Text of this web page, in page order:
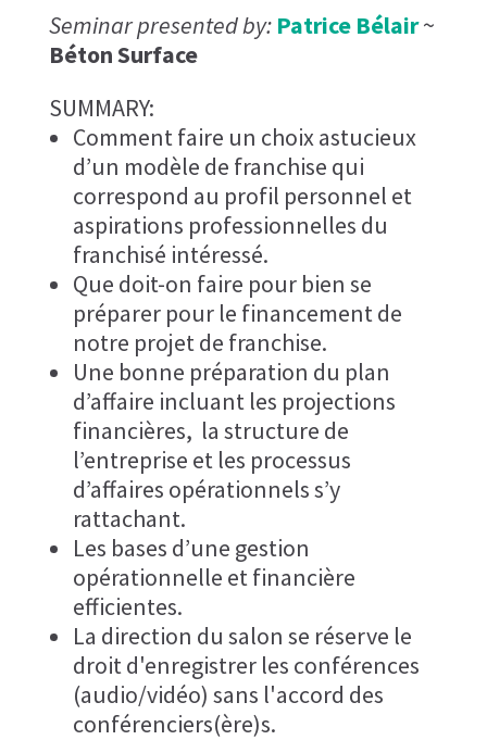
Seminar presented by: Patrice Bélair~
Béton Surface
SUMMARY:
Comment faire un choix astucieux
d’un modèle de franchise qui
correspond au profil personnel et
aspirations professionnelles du
franchisé intéressé.
Que doit-on faire pour bien se
préparer pour le financement de
notre projet de franchise.
Une bonne préparation du plan
d’affaire incluant les projections
financières, la structure de
l’entreprise et les processus
d’affaires opérationnels s’y
rattachant.
Les bases d’une gestion
opérationnelle et financière
efficientes.
La direction du salon se réserve le
droit d'enregistrer les conférences
(audio/vidéo) sans l'accord des
conférenciers(ère)s.